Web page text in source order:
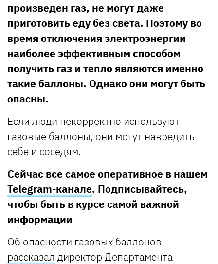
произведен газ, не могут даже
приготовить еду без света. Поэтому во
время отключения электроэнергии
наиболее эффективным способом
получить газ и тепло являются именно
такие баллоны. Однако они могут быть
опасны.
Если люди некорректно используют
газовые баллоны, они могут навредить
себе и соседям.
Сейчас все самое оперативное в нашем
Telegram-канале. Подписывайтесь,
чтобы быть в курсе самой важной
информации
Об опасности газовых баллонов
рассказал директор Департамента